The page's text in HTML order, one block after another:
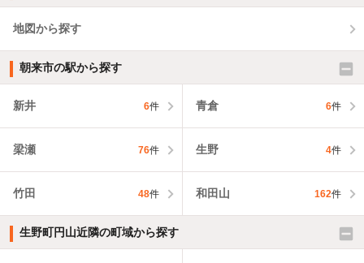
地図から探す
朝来市の駅から探す
新井 6件 青倉 6件
梁瀬 76件 生野 4件
竹田 48件 和田山 162件
生野町円山近隣の町域から探す